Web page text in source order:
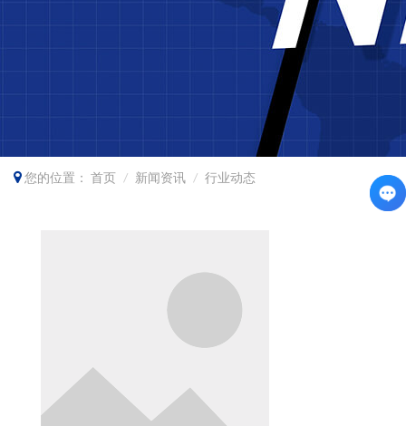
您的位置： 首页 新闻资讯 行业动态